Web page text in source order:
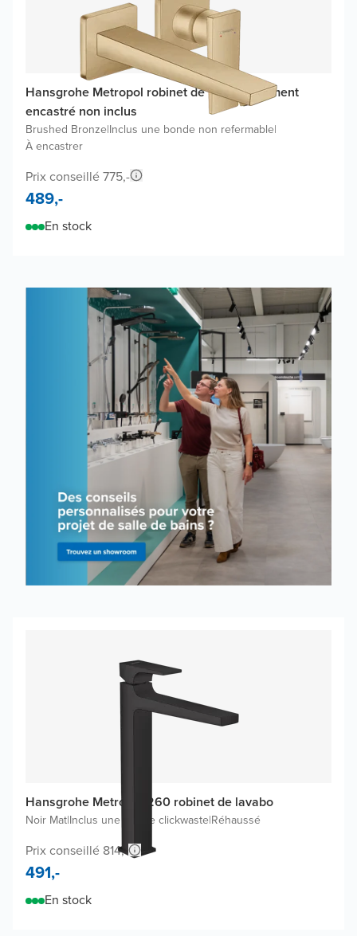
Hansgrohe Metropol robinet de lavabo, élément
encastré non inclus
Brushed Bronze|Inclus une bonde non refermable|
À encastrer
Prix conseillé 775,-
489,-
En stock
Hansgrohe Metropol 260 robinet de lavabo
Noir Mat|Inclus une bonde clickwaste|Réhaussé
Prix conseillé 814,-
491,-
En stock